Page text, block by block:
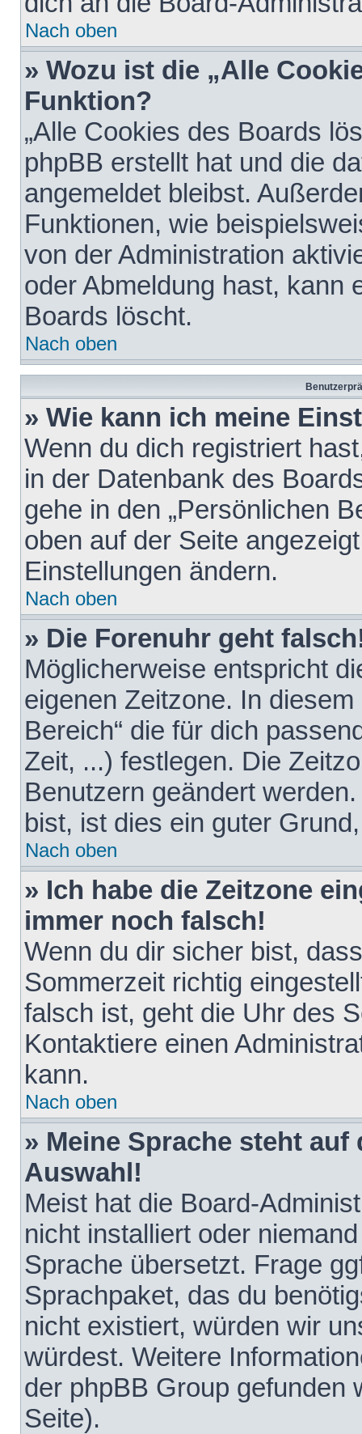
Nach oben
» Wozu ist die „Alle
Funktion?
„Alle Cookies des Boards
phpBB erstellt hat und die
angemeldet bleibst.
Funktionen, wie
von der Administration
oder Abmeldung hast, kann
Boards löscht.
Nach oben
» Wie kann ich meine
Wenn du dich registriert
in der Datenbank des
gehe in den „Persönlichen
oben auf der Seite
Einstellungen ändern.
Nach oben
» Die Forenuhr geht
Möglicherweise entspricht
eigenen Zeitzone. In
Bereich“ die für dich
Zeit, ...) festlegen. Die
Benutzern geändert
bist, ist dies ein guter
Nach oben
» Ich habe die Zeitzone
immer noch falsch!
Wenn du dir sicher bist,
Sommerzeit richtig
falsch ist, geht die Uhr des
Kontaktiere einen
kann.
Nach oben
» Meine Sprache steht
Auswahl!
Meist hat die Board-
nicht installiert oder
Sprache übersetzt. Frage
Sprachpaket, das du
nicht existiert, würden wir
würdest. Weitere
der phpBB Group gefunden
Seite).